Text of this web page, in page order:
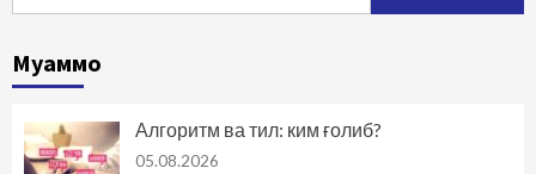
Муаммо
Алгоритм ва тил: ким ғолиб?
05.08.2026